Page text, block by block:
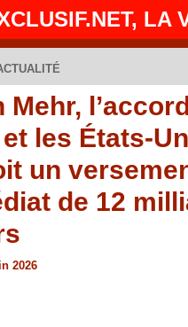
LA
Mehr,
et les États-
un
de 12
2026